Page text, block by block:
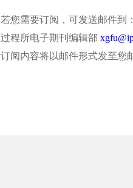
若您需要订阅，可发送邮件到
过程所电子期刊编辑部
订阅内容将以邮件形式发至您